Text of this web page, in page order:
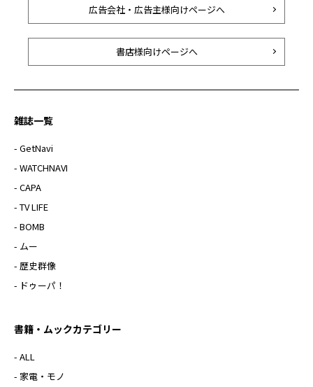
広告会社・広告主様向けページへ
書店様向けページへ
雑誌一覧
- GetNavi
- WATCHNAVI
- CAPA
- TV LIFE
- BOMB
- ムー
- 歴史群像
- ドゥーパ！
書籍・ムックカテゴリー
- ALL
- 家電・モノ